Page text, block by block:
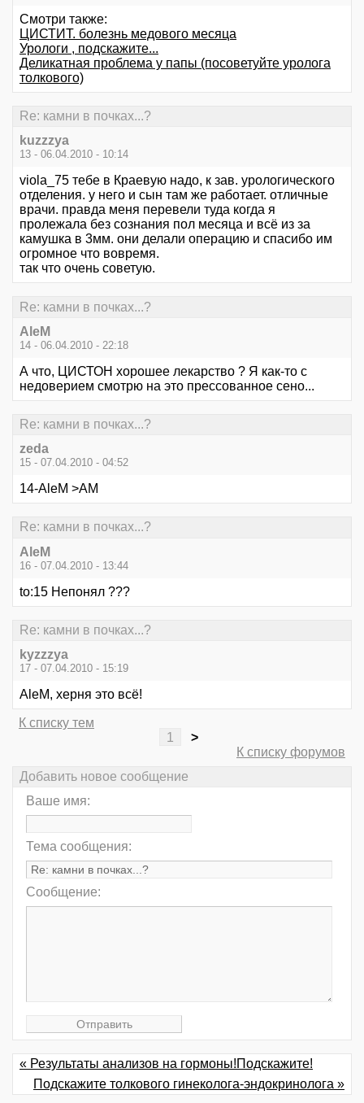
Смотри также:
ЦИСТИТ. болезнь медового месяца
Урологи , подскажите...
Деликатная проблема у папы (посоветуйте уролога
толкового)
Re: камни в почках...?
kuzzzya
13 - 06.04.2010 - 10:14
viola_75 тебе в Краевую надо, к зав. урологического
отделения. у него и сын там же работает. отличные
врачи. правда меня перевели туда когда я
пролежала без сознания пол месяца и всё из за
камушка в 3мм. они делали операцию и спасибо им
огромное что вовремя.
так что очень советую.
Re: камни в почках...?
AleM
14 - 06.04.2010 - 22:18
А что, ЦИСТОН хорошее лекарство ? Я как-то с
недоверием смотрю на это прессованное сено...
Re: камни в почках...?
zeda
15 - 07.04.2010 - 04:52
14-AleM >АМ
Re: камни в почках...?
AleM
16 - 07.04.2010 - 13:44
to:15 Непонял ???
Re: камни в почках...?
kyzzzya
17 - 07.04.2010 - 15:19
AleM, херня это всё!
К списку тем
1
>
К списку форумов
Добавить новое сообщение
Ваше имя:
Тема сообщения:
Сообщение:
« Результаты анализов на гормоны!Подскажите!
Подскажите толкового гинеколога-эндокринолога »